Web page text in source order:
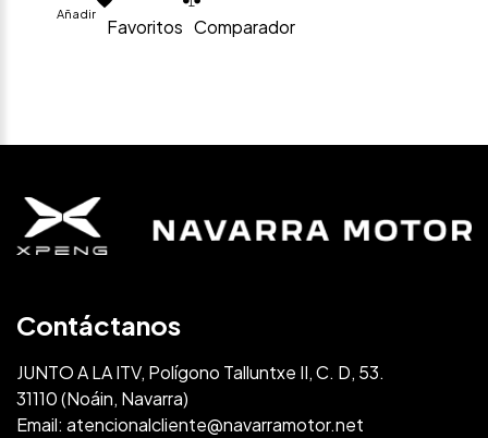
Añadir
Favoritos Comparador
Contáctanos
JUNTO A LA ITV, Polígono Talluntxe II, C. D, 53.
31110 (Noáin, Navarra)
Email: atencionalcliente@navarramotor.net